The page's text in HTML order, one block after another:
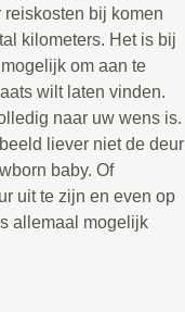
bij komen
kilometers. Het is bij
om aan te
wilt laten vinden.
naar uw wens is.
liever niet de deur
baby. Of
uit te zijn en even op
allemaal mogelijk